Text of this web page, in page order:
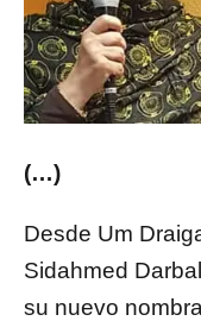
(…)
Desde Um
Sidahmed
su nuevo